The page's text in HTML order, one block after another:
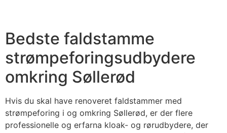
Bedste faldstamme
strømpeforingsudbydere
omkring Søllerød
Hvis du skal have renoveret faldstammer med
strømpeforing i og omkring Søllerød, er der flere
professionelle og erfarna kloak- og rørudbydere, der